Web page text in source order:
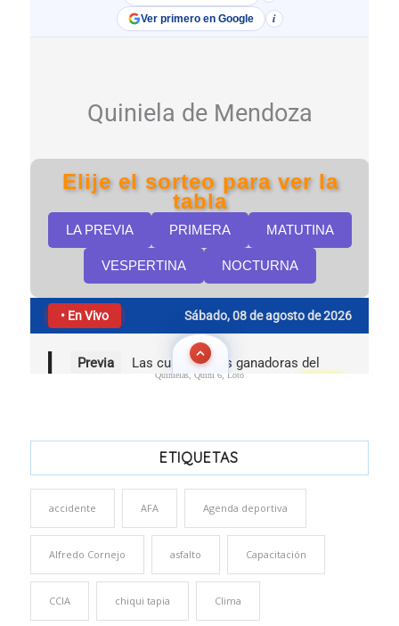
Quinielas, Quini 6, Loto
ETIQUETAS
accidente AFA Agenda deportiva
Alfredo Cornejo asfalto Capacitación
CCIA chiqui tapia Clima